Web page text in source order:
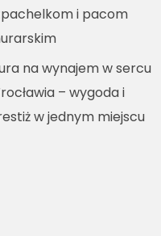
i pacom
na wynajem w sercu
– wygoda i
w jednym miejscu